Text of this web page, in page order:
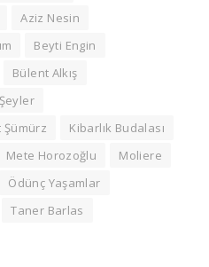
Aziz Nesin
Beyti Engin
Bülent Alkış
Kibarlık Budalası
Mete Horozoğlu
Moliere
Ödünç Yaşamlar
Taner Barlas